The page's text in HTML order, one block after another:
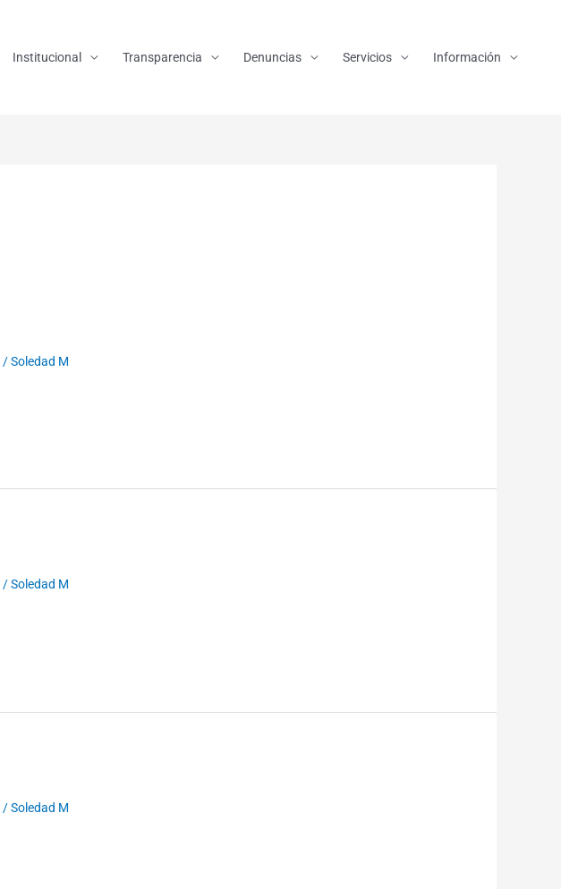
Institucional Transparencia Denuncias Servicios Información
/Soledad M
/Soledad M
/Soledad M